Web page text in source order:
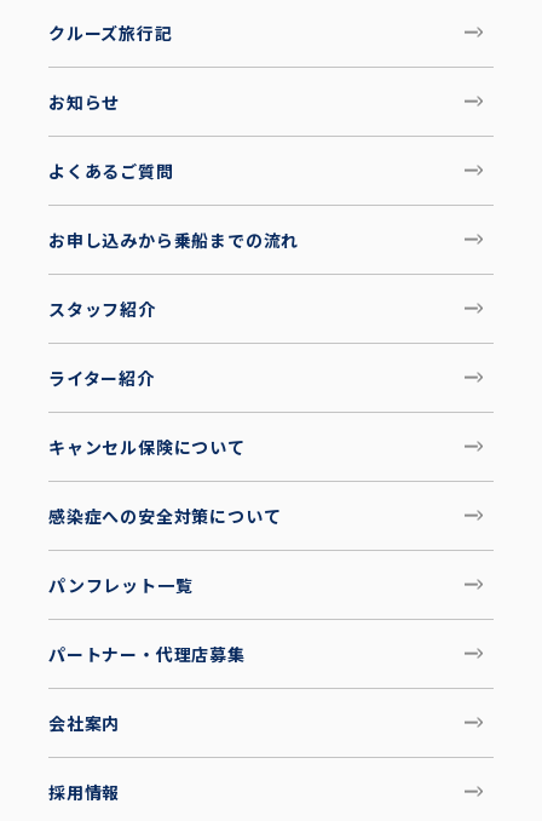
クルーズ旅行記
お知らせ
よくあるご質問
お申し込みから乗船までの流れ
スタッフ紹介
ライター紹介
キャンセル保険について
感染症への安全対策について
パンフレット一覧
パートナー・代理店募集
会社案内
採用情報